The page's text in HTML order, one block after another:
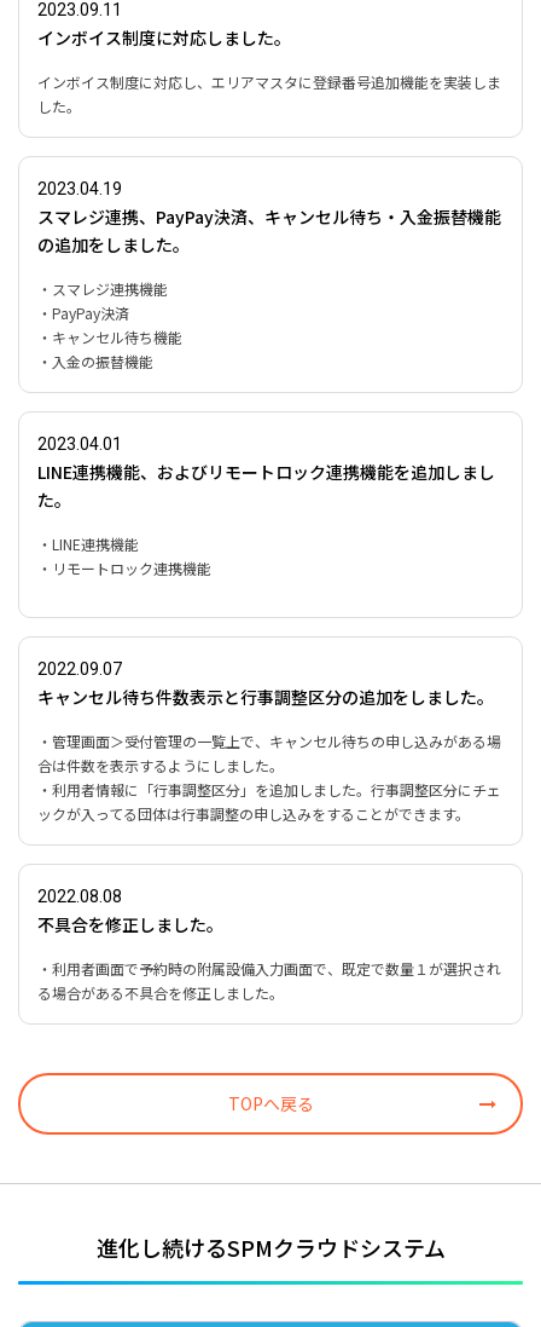
2023.09.11
インボイス制度に対応しました。
インボイス制度に対応し、エリアマスタに登録番号追加機能を実装しま
した。
2023.04.19
スマレジ連携、PayPay決済、キャンセル待ち・入金振替機能
の追加をしました。
・スマレジ連携機能
・PayPay決済
・キャンセル待ち機能
・入金の振替機能
2023.04.01
LINE連携機能、およびリモートロック連携機能を追加しまし
た。
・LINE連携機能
・リモートロック連携機能
2022.09.07
キャンセル待ち件数表示と行事調整区分の追加をしました。
・管理画面＞受付管理の一覧上で、キャンセル待ちの申し込みがある場
合は件数を表示するようにしました。
・利用者情報に「行事調整区分」を追加しました。行事調整区分にチェ
ックが入ってる団体は行事調整の申し込みをすることができます。
2022.08.08
不具合を修正しました。
・利用者画面で予約時の附属設備入力画面で、既定で数量１が選択され
る場合がある不具合を修正しました。
TOPへ戻る
進化し続けるSPMクラウドシステム